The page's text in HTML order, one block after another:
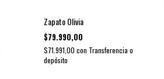
Zapato Olivia
$79.990,00
$71.991,00 con Transferencia o
depósito